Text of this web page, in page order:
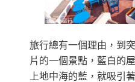
旅行總有一個理由，到
片的一個景點，藍白的
上地中海的藍，就吸引